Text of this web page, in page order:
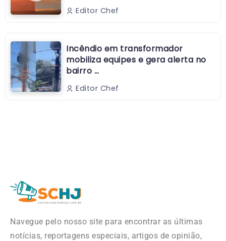
Editor Chef
Incêndio em transformador
mobiliza equipes e gera alerta no
bairro …
Editor Chef
Navegue pelo nosso site para encontrar as últimas
notícias, reportagens especiais, artigos de opinião,